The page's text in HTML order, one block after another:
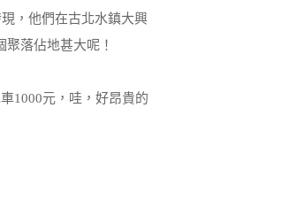
，他們在古北水鎮大興
落佔地甚大呢！
1000元，哇，好昂貴的